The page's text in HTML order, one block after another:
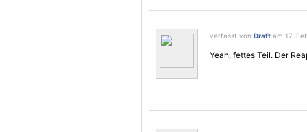
verfasst von Draft am 17.
Yeah, fettes Teil. Der